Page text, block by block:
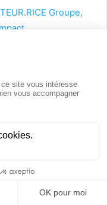
Groupe,
Discover
Partner
&
sur notre jobboard